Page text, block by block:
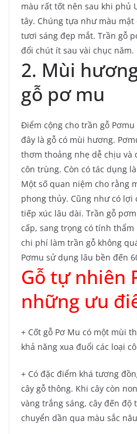
màu rất tốt nên sau khi phủ
tây. Chúng tựa như màu
tươi sáng đẹp mắt. Trần gỗ
đổi chút ít sau vài chục năm.
2. Mùi
gỗ pơ mu
Điểm cộng cho trần gỗ
đây là gỗ có mùi hương.
thơm thoảng nhẹ dễ chịu và
côn trùng. Còn có tác dụng
Một số quan niệm cho rằng
phong thủy. Cũng như có lợi
tiếp xúc lâu dài. Trần gỗ
cấp, sang trọng có tính
chi phí làm trần gỗ không
Pơmu sử dụng lâu bền đến
Gỗ tự nhiên
những ưu
+ Cốt gỗ Pơ Mu có một mùi
khả năng xua đuổi các loại
+ Có đặc điểm khá tương
cây gỗ thông. Khi cây còn
vàng trắng sáng, cây đến
chuyển dần qua màu sắc